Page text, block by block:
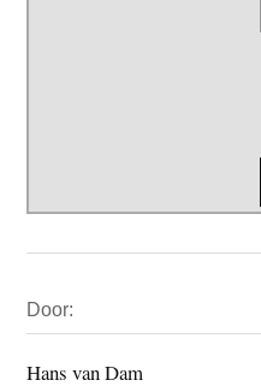
Sidebar
Door:
Hans van Dam